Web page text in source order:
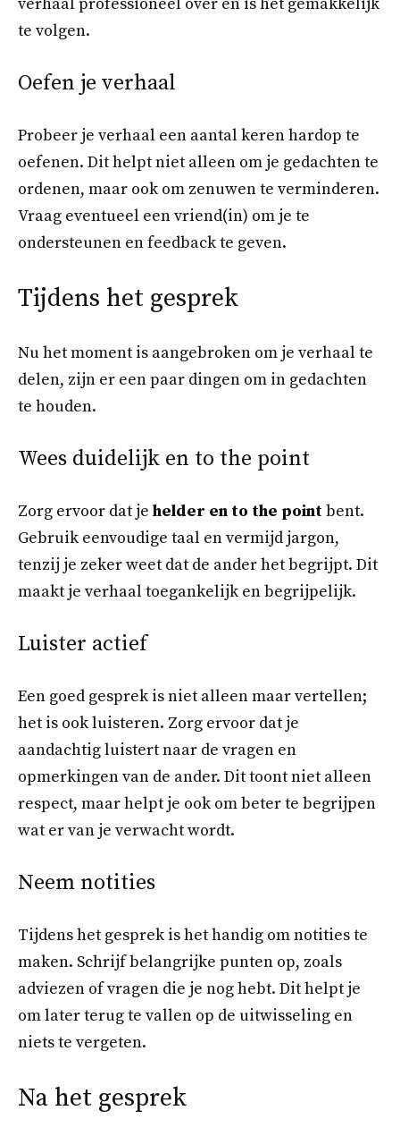
te volgen.
Oefen je verhaal
Probeer je verhaal een aantal keren hardop te
oefenen. Dit helpt niet alleen om je gedachten te
ordenen, maar ook om zenuwen te verminderen.
Vraag eventueel een vriend(in) om je te
ondersteunen en feedback te geven.
Tijdens het gesprek
Nu het moment is aangebroken om je verhaal te
delen, zijn er een paar dingen om in gedachten
te houden.
Wees duidelijk en to the point
Zorg ervoor dat je helder en to the pointbent.
Gebruik eenvoudige taal en vermijd jargon,
tenzij je zeker weet dat de ander het begrijpt. Dit
maakt je verhaal toegankelijk en begrijpelijk.
Luister actief
Een goed gesprek is niet alleen maar vertellen;
het is ook luisteren. Zorg ervoor dat je
aandachtig luistert naar de vragen en
opmerkingen van de ander. Dit toont niet alleen
respect, maar helpt je ook om beter te begrijpen
wat er van je verwacht wordt.
Neem notities
Tijdens het gesprek is het handig om notities te
maken. Schrijf belangrijke punten op, zoals
adviezen of vragen die je nog hebt. Dit helpt je
om later terug te vallen op de uitwisseling en
niets te vergeten.
Na het gesprek